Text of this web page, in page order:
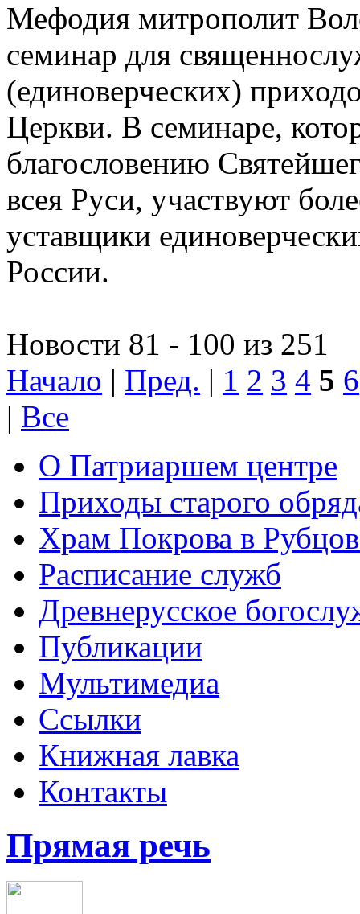
Мефодия митрополит
семинар для
(единоверческих)
Церкви. В семинаре,
благословению
всея Руси, участвуют
уставщики
России.
Новости 81 - 100 из 251
Начало | Пред. | 1 2 3 4 5 6
| Все
О Патриаршем центре
Приходы старого
Храм Покрова в
Расписание служб
Древнерусское
Публикации
Мультимедиа
Ссылки
Книжная лавка
Контакты
Прямая речь